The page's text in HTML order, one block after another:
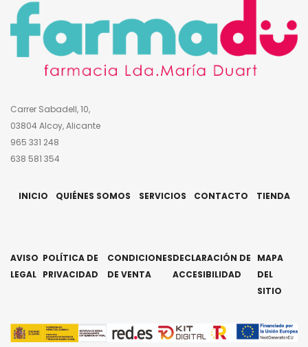
Carrer Sabadell, 10,
03804 Alcoy, Alicante
965 331 248
638 581 354
INICIO QUIÉNES SOMOS SERVICIOS CONTACTO TIENDA
AVISO
LEGAL
POLÍTICA DE
PRIVACIDAD
CONDICIONES
DE VENTA
DECLARACIÓN DE
ACCESIBILIDAD
MAPA
DEL
SITIO